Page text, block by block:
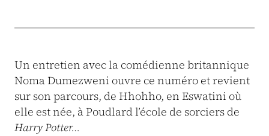
Un entretien avec la comédienne britannique
Noma Dumezweni ouvre ce numéro et revient
sur son parcours, de Hhohho, en Eswatini où
elle est née, à Poudlard l’école de sorciers de
Harry Potter…